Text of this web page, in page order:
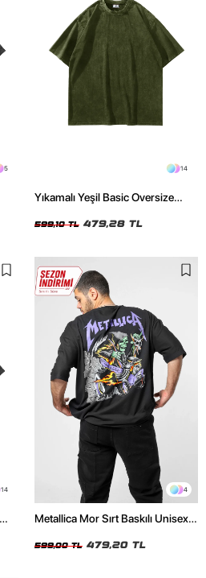
5 14
Yıkamalı Yeşil Basic Oversize
599,10 TL 479,28 TL
14 4
Metallica Mor Sırt Baskılı Unisex
599,00 TL 479,20 TL